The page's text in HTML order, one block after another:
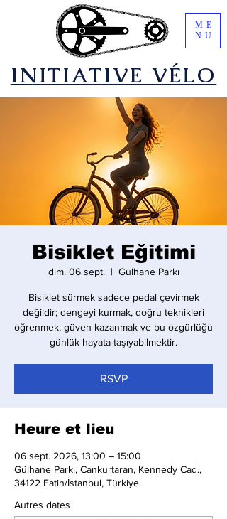
​INITIATIVE VÉLO
ME
NU
Bisiklet Eğitimi
dim. 06 sept.
  |
Gülhane Parkı
Bisiklet sürmek sadece pedal çevirmek
değildir; dengeyi kurmak, doğru teknikleri
öğrenmek, güven kazanmak ve bu özgürlüğü
günlük hayata taşıyabilmektir.
RSVP
Heure et lieu
06 sept. 2026, 13:00 – 15:00
Gülhane Parkı, Cankurtaran, Kennedy Cad.,
34122 Fatih/İstanbul, Türkiye
Autres dates